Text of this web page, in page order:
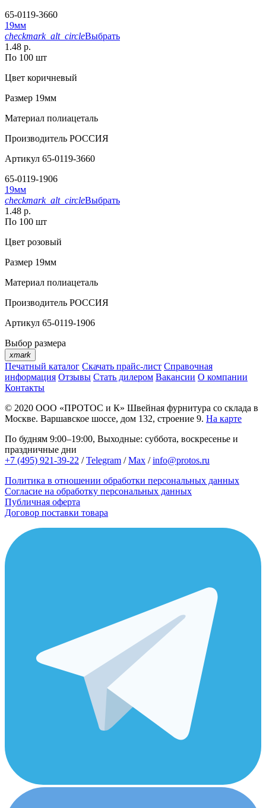
65-0119-3660
19мм
checkmark_alt_circleВыбрать
1.48 р.
По 100 шт
Цвет коричневый
Размер 19мм
Материал полиацеталь
Производитель РОССИЯ
Артикул 65-0119-3660
65-0119-1906
19мм
checkmark_alt_circleВыбрать
1.48 р.
По 100 шт
Цвет розовый
Размер 19мм
Материал полиацеталь
Производитель РОССИЯ
Артикул 65-0119-1906
Выбор размера
xmark
Печатный каталог Скачать прайс-лист Справочная
информация Отзывы Стать дилером Вакансии О компании
Контакты
© 2020 ООО «ПРОТОС и К» Швейная фурнитура со склада в
Москве. Варшавское шоссе, дом 132, строение 9. На карте
По будням 9:00–19:00, Выходные: суббота, воскресенье и
праздничные дни
+7 (495) 921-39-22 /Telegram /Max /info@protos.ru
Политика в отношении обработки персональных данных
Согласие на обработку персональных данных
Публичная оферта
Договор поставки товара